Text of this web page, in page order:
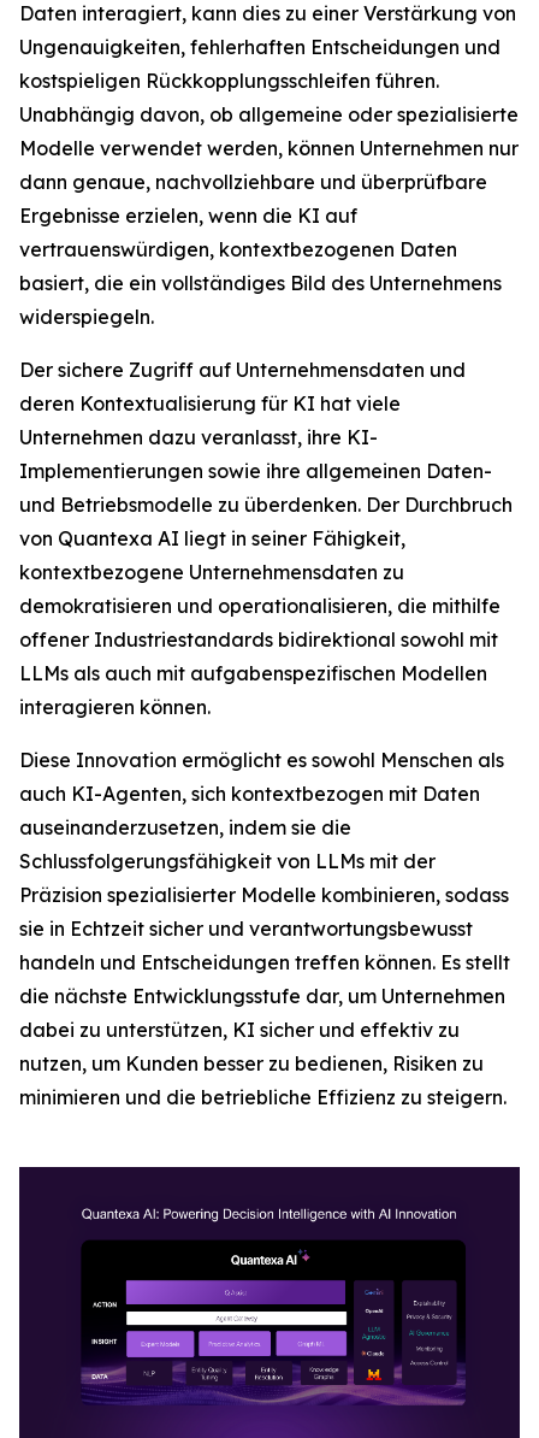
Daten interagiert, kann dies zu einer Verstärkung von
Ungenauigkeiten, fehlerhaften Entscheidungen und
kostspieligen Rückkopplungsschleifen führen.
Unabhängig davon, ob allgemeine oder spezialisierte
Modelle verwendet werden, können Unternehmen nur
dann genaue, nachvollziehbare und überprüfbare
Ergebnisse erzielen, wenn die KI auf
vertrauenswürdigen, kontextbezogenen Daten
basiert, die ein vollständiges Bild des Unternehmens
widerspiegeln.
Der sichere Zugriff auf Unternehmensdaten und
deren Kontextualisierung für KI hat viele
Unternehmen dazu veranlasst, ihre KI-
Implementierungen sowie ihre allgemeinen Daten-
und Betriebsmodelle zu überdenken. Der Durchbruch
von Quantexa AI liegt in seiner Fähigkeit,
kontextbezogene Unternehmensdaten zu
demokratisieren und operationalisieren, die mithilfe
offener Industriestandards bidirektional sowohl mit
LLMs als auch mit aufgabenspezifischen Modellen
interagieren können.
Diese Innovation ermöglicht es sowohl Menschen als
auch KI-Agenten, sich kontextbezogen mit Daten
auseinanderzusetzen, indem sie die
Schlussfolgerungsfähigkeit von LLMs mit der
Präzision spezialisierter Modelle kombinieren, sodass
sie in Echtzeit sicher und verantwortungsbewusst
handeln und Entscheidungen treffen können. Es stellt
die nächste Entwicklungsstufe dar, um Unternehmen
dabei zu unterstützen, KI sicher und effektiv zu
nutzen, um Kunden besser zu bedienen, Risiken zu
minimieren und die betriebliche Effizienz zu steigern.